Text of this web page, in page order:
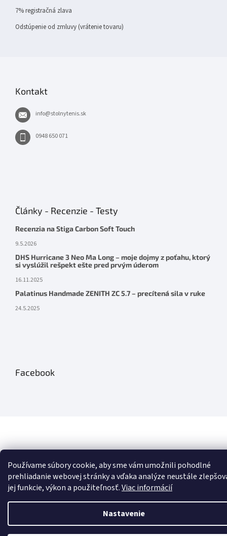
Používame súbory cookie, aby sme vám umožnili pohodlné
prehliadanie webovej stránky a vďaka analýze neustále
jej funkcie, výkon a použiteľnosť.Viac informácií
Nastavenie
7% registračná zlava
Odstúpenie od zmluvy (vrátenie tovaru)
Kontakt
info@stolnytenis.sk
0948 650 071
Články - Recenzie - Testy
Recenzia na Stiga Carbon Soft Touch
9.5.2026
DHS Hurricane 3 Neo Ma Long – moje dojmy z poťahu, ktorý
si vyslúžil rešpekt ešte pred prvým úderom
16.11.2025
Palatinus Handmade ZENITH ZC 5.7 – precítená sila v ruke
24.5.2025
Facebook